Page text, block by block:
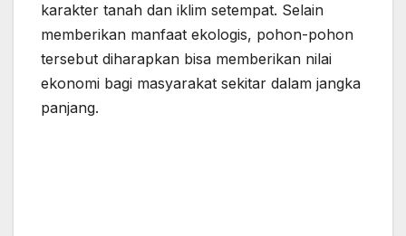
karakter tanah dan iklim setempat. Selain
memberikan manfaat ekologis, pohon-pohon
tersebut diharapkan bisa memberikan nilai
ekonomi bagi masyarakat sekitar dalam jangka
panjang.